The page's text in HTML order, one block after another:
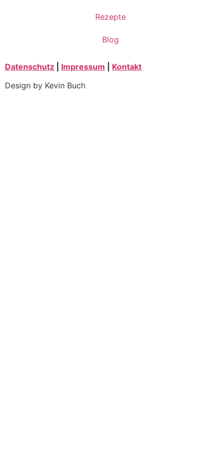
Rezepte
Blog
Datenschutz Impressum
Kontakt
Design by Kevin Buch